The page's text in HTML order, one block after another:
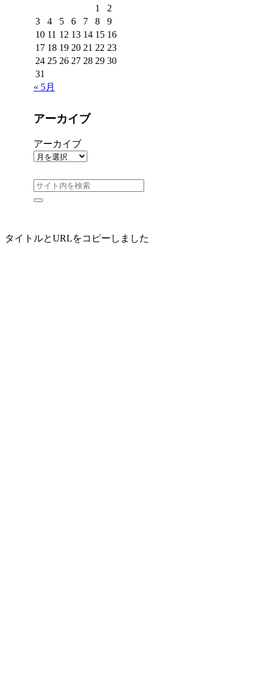
1
2
3
4 5 6 7 8
9
10 11 12 13 14 15 16
17 18 19 20 21 22 23
24 25 26 27 28 29 30
31
« 5月
アーカイブ
アーカイブ
タイトルとURLをコピーしました